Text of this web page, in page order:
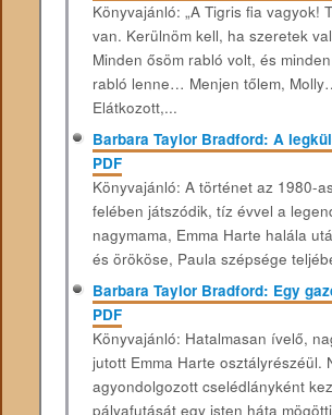
Könyvajánló: „A Tigris fia vagyok!
van. Kerülnöm kell, ha szeretek
Minden ősöm rabló volt, és
rabló lenne… Menjen tőlem,
Elátkozott,...
Barbara Taylor Bradford: A
PDF
Könyvajánló: A történet az 1980-
felében játszódik, tíz évvel a
nagymama, Emma Harte halála
és örököse, Paula szépsége
Barbara Taylor Bradford: Egy
PDF
Könyvajánló: Hatalmasan ​ívelő,
jutott Emma Harte osztályrészéül.
agyondolgozott cselédlányként
pályafutását egy isten háta